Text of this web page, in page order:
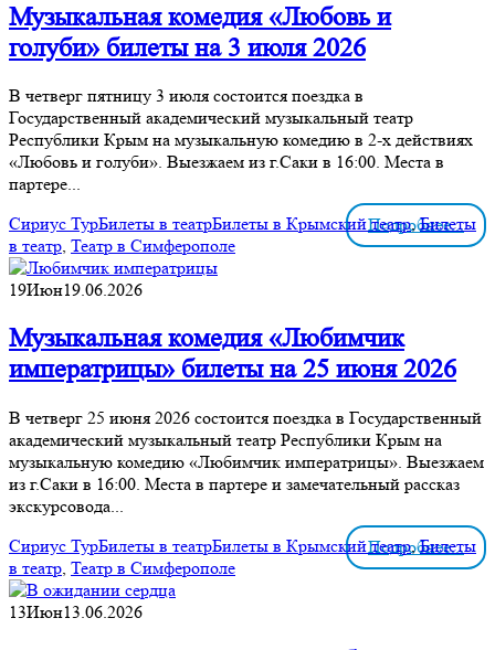
Музыкальная комедия «Любовь и
голуби» билеты на 3 июля 2026
В четверг пятницу 3 июля состоится поездка в
Государственный академический музыкальный театр
Республики Крым на музыкальную комедию в 2-х действиях
«Любовь и голуби». Выезжаем из г.Саки в 16:00. Места в
партере...
Сириус ТурБилеты в театрБилеты в Крымский театр,Билеты
в театр, Театр в Симферополе
Подробнее...
19Июн19.06.2026
Музыкальная комедия «Любимчик
императрицы» билеты на 25 июня 2026
В четверг 25 июня 2026 состоится поездка в Государственный
академический музыкальный театр Республики Крым на
музыкальную комедию «Любимчик императрицы». Выезжаем
из г.Саки в 16:00. Места в партере и замечательный рассказ
экскурсовода...
Сириус ТурБилеты в театрБилеты в Крымский театр,Билеты
в театр, Театр в Симферополе
Подробнее...
13Июн13.06.2026